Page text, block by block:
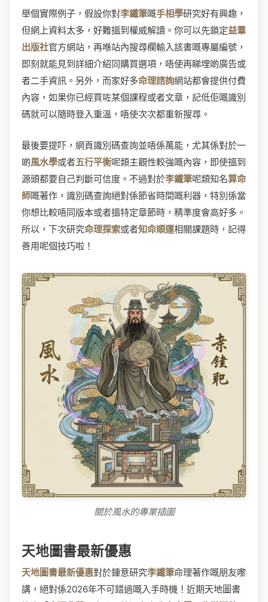
舉個實際例子，假設你對李鐵筆嘅手相學研究好有興趣，
但網上資料太多，好難搵到權威解讀。你可以先鎖定益羣
出版社官方網站，再喺站內搜尋欄輸入該書嘅專屬編號，
即刻就能見到詳細介紹同購買選項，唔使再睇埋啲廣告或
者二手資訊。另外，而家好多命理諮詢網站都會提供付費
內容，如果你已經買咗某個課程或者文章，記低佢嘅識別
碼就可以隨時登入重溫，唔使次次都重新搜尋。
最後要提吓，網頁識別碼查詢並唔係萬能，尤其係對於一
啲風水學或者五行平衡呢類主觀性較強嘅內容，即使搵到
源頭都要自己判斷可信度。不過對於李鐵筆呢類知名算命
師嘅著作，識別碼查詢絕對係節省時間嘅利器，特別係當
你想比較唔同版本或者搵特定章節時，精準度會高好多。
所以，下次研究命理探索或者知命順運相關課題時，記得
善用呢個技巧啦！
關於風水的專業插圖
天地圖書最新優惠
天地圖書最新優惠對於鍾意研究李鐵筆命理著作嘅朋友嚟
講，絕對係2026年不可錯過嘅入手時機！近期天地圖書